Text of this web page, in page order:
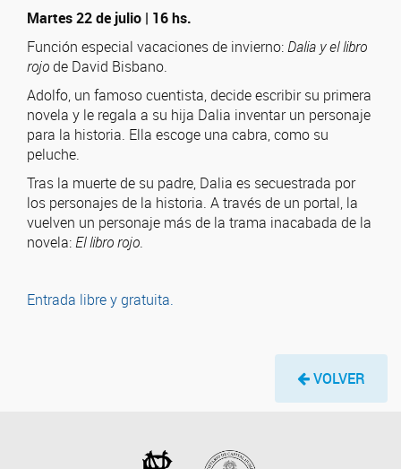
Martes 22 de julio | 16 hs.
Función especial vacaciones de invierno:Dalia y el libro
rojode David Bisbano.
Adolfo, un famoso cuentista, decide escribir su primera
novela y le regala a su hija Dalia inventar un personaje
para la historia. Ella escoge una cabra, como su
peluche.
Tras la muerte de su padre, Dalia es secuestrada por
los personajes de la historia. A través de un portal, la
vuelven un personaje más de la trama inacabada de la
novela:El libro rojo.
Entrada libre y gratuita.
VOLVER